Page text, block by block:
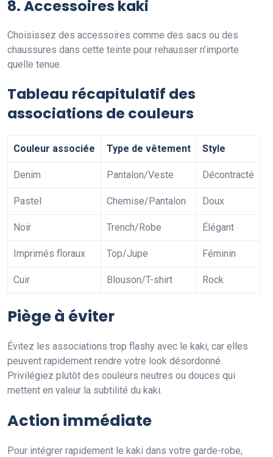
8. Accessoires kaki
Choisissez des accessoires comme des sacs ou des
chaussures dans cette teinte pour rehausser n’importe
quelle tenue.
Tableau récapitulatif des
associations de couleurs
Couleur associée Type de vêtement Style
Denim Pantalon/Veste Décontracté
Pastel Chemise/Pantalon Doux
Noir Trench/Robe Élégant
Imprimés floraux Top/Jupe Féminin
Cuir Blouson/T-shirt Rock
Piège à éviter
Évitez les associations trop flashy avec le kaki, car elles
peuvent rapidement rendre votre look désordonné.
Privilégiez plutôt des couleurs neutres ou douces qui
mettent en valeur la subtilité du kaki.
Action immédiate
Pour intégrer rapidement le kaki dans votre garde-robe,